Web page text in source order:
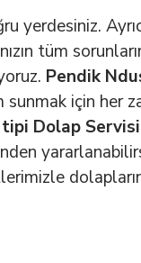
yerdesiniz.
tüm
Pendik
için her
Dolap Servisi